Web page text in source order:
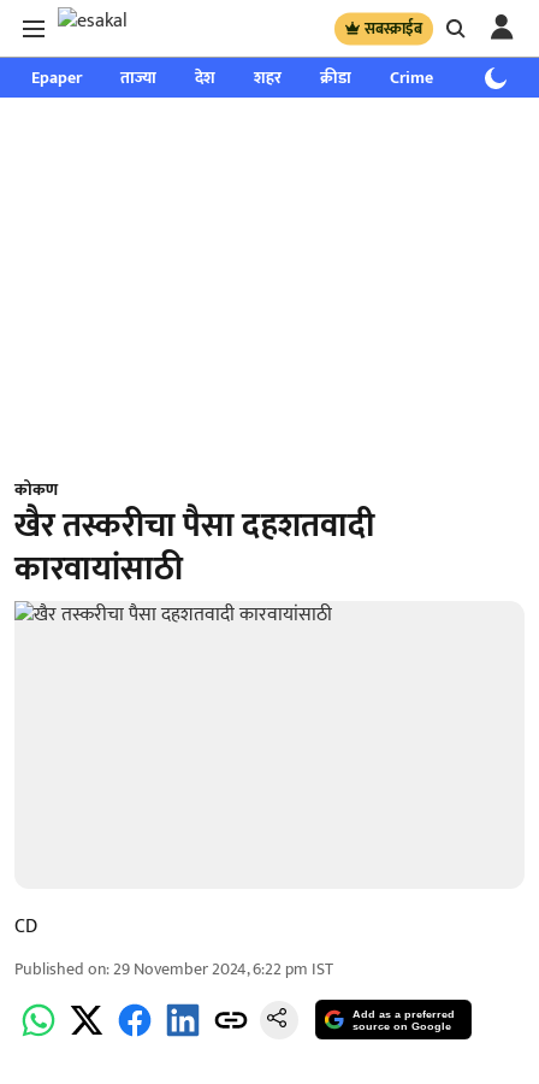
सबस्क्राईब
Epaper ताज्या देश शहर क्रीडा Crime साप्ताहिक
कोकण
खैर तस्करीचा पैसा दहशतवादी
कारवायांसाठी
CD
Published on:29 November 2024, 6:22 pm IST
Add as a preferred
source on Google